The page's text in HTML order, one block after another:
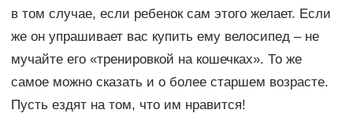
в том случае, если ребенок сам этого желает. Если
же он упрашивает вас купить ему велосипед – не
мучайте его «тренировкой на кошечках». То же
самое можно сказать и о более старшем возрасте.
Пусть ездят на том, что им нравится!